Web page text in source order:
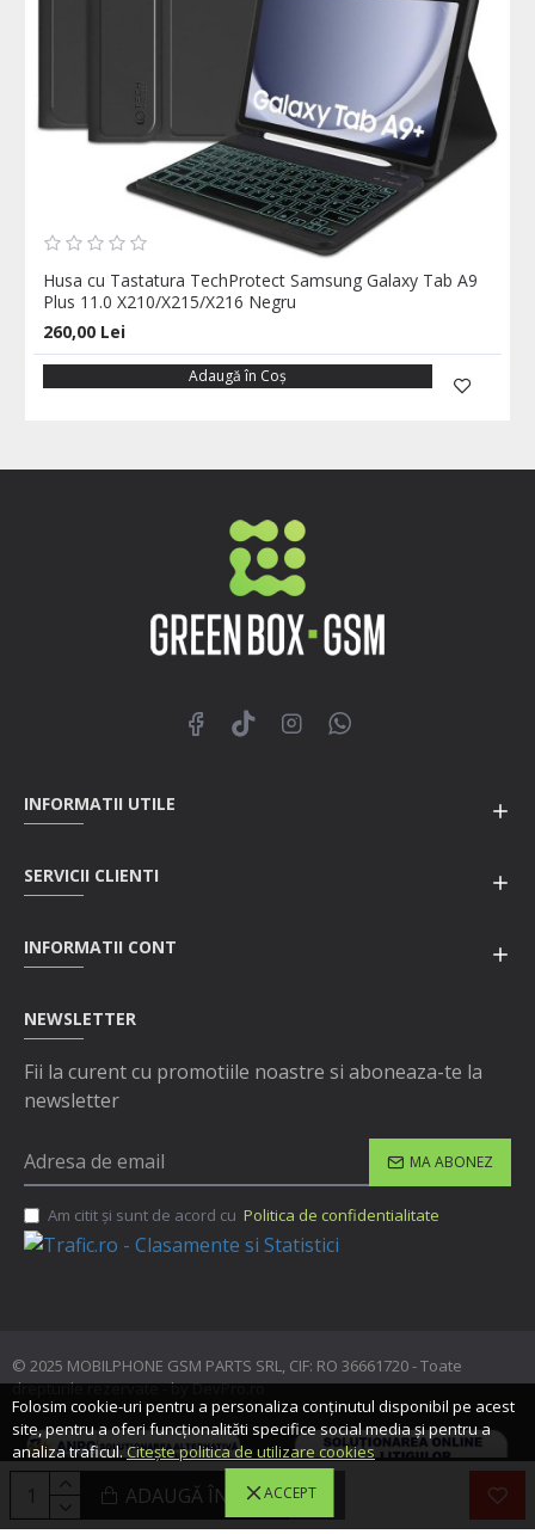
ADAUGĂ ÎN COŞ
Husa cu Tastatura TechProtect Samsung Galaxy Tab A9
Plus 11.0 X210/X215/X216 Negru
260,00 Lei
Adaugă în Coş
INFORMATII UTILE
SERVICII CLIENTI
INFORMATII CONT
NEWSLETTER
Fii la curent cu promotiile noastre si aboneaza-te la
newsletter
MA ABONEZ
Am citit şi sunt de acord cu Politica de confidentialitate
© 2025 MOBILPHONE GSM PARTS SRL, CIF: RO 36661720 - Toate
drepturile rezervate - by DevPro.ro
ACCEPT
Folosim cookie-uri pentru a personaliza conținutul disponibil pe acest
site, pentru a oferi funcționalităti specifice social media și pentru a
analiza traficul.Citește politica de utilizare cookies